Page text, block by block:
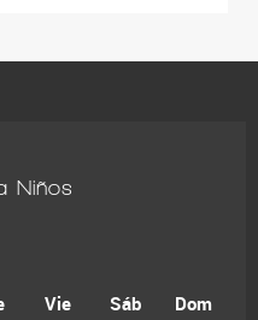
Niños
Vie Sáb
Dom